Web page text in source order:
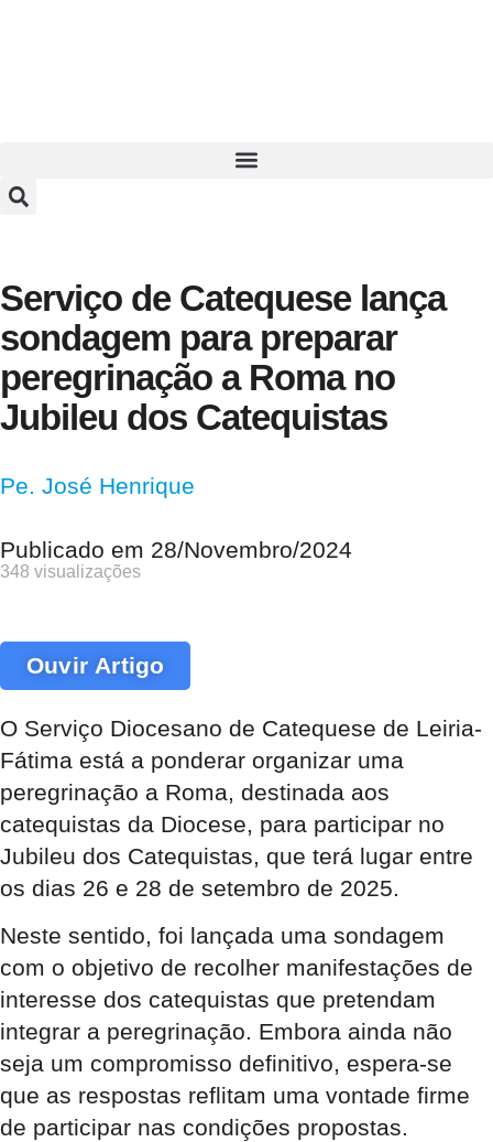
Serviço de Catequese lança
sondagem para preparar
peregrinação a Roma no
Jubileu dos Catequistas
Pe. José Henrique
Publicado em 28/Novembro/2024
348 visualizações
Ouvir Artigo
O Serviço Diocesano de Catequese de Leiria-
Fátima está a ponderar organizar uma
peregrinação a Roma, destinada aos
catequistas da Diocese, para participar no
Jubileu dos Catequistas, que terá lugar entre
os dias 26 e 28 de setembro de 2025.
Neste sentido, foi lançada uma sondagem
com o objetivo de recolher manifestações de
interesse dos catequistas que pretendam
integrar a peregrinação. Embora ainda não
seja um compromisso definitivo, espera-se
que as respostas reflitam uma vontade firme
de participar nas condições propostas.